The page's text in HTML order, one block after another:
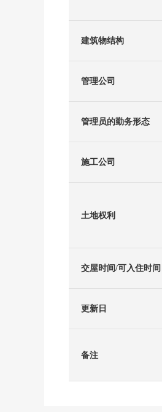
建筑物结构
管理公司
管理员的勤务形态
施工公司
土地权利
交屋时间/可入住时间
更新日
备注